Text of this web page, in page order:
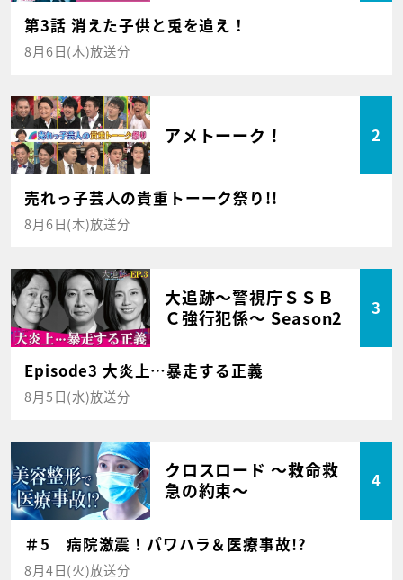
第3話 消えた子供と兎を追え！
8月6日(木)放送分
アメトーーク！ 2
売れっ子芸人の貴重トーーク祭り!!
8月6日(木)放送分
大追跡～警視庁ＳＳＢ
Ｃ強行犯係～ Season2
3
Episode3 大炎上…暴走する正義
8月5日(水)放送分
クロスロード ～救命救
急の約束～
4
＃5 病院激震！パワハラ＆医療事故!?
8月4日(火)放送分